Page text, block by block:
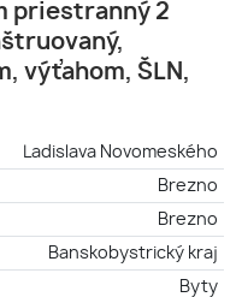
priestranný 2
výťahom, ŠLN,
Ladislava Novomeského
Brezno
Brezno
Banskobystrický kraj
Byty